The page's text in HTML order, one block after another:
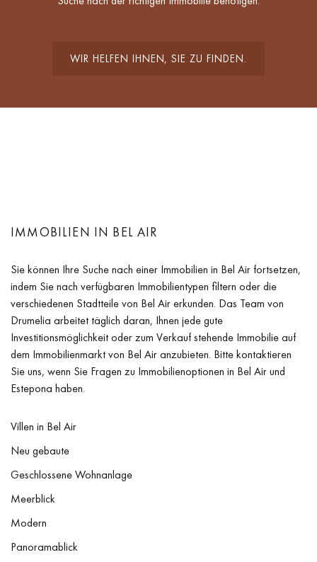
WIR HELFEN IHNEN, SIE ZU FINDEN.
IMMOBILIEN IN BEL AIR
Sie können Ihre Suche nach einer Immobilien in Bel Air fortsetzen,
indem Sie nach verfügbaren Immobilientypen filtern oder die
verschiedenen Stadtteile von Bel Air erkunden. Das Team von
Drumelia arbeitet täglich daran, Ihnen jede gute
Investitionsmöglichkeit oder zum Verkauf stehende Immobilie auf
dem Immobilienmarkt von Bel Air anzubieten. Bitte kontaktieren
Sie uns, wenn Sie Fragen zu Immobilienoptionen in Bel Air und
Estepona haben.
Villen in Bel Air
Neu gebaute
Geschlossene Wohnanlage
Meerblick
Modern
Panoramablick